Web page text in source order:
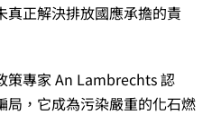
真正解決排放國應承擔的責
策專家 An Lambrechts 認
局，它成為污染嚴重的化石燃